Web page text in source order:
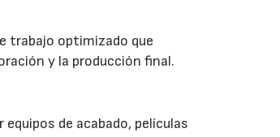
trabajo optimizado que
y la producción final.
de acabado, películas